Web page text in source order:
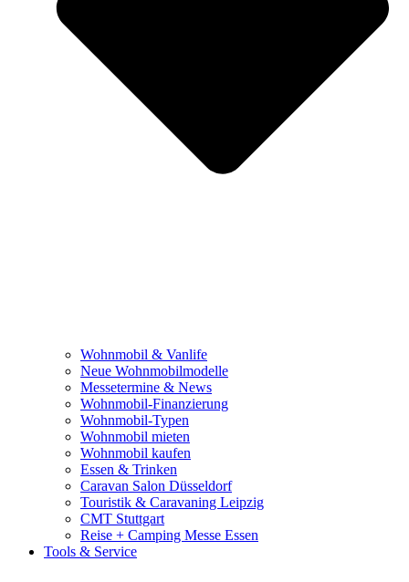
Wohnmobil & Vanlife
Neue Wohnmobilmodelle
Messetermine & News
Wohnmobil-Finanzierung
Wohnmobil-Typen
Wohnmobil mieten
Wohnmobil kaufen
Essen & Trinken
Caravan Salon Düsseldorf
Touristik & Caravaning Leipzig
CMT Stuttgart
Reise + Camping Messe Essen
Tools & Service